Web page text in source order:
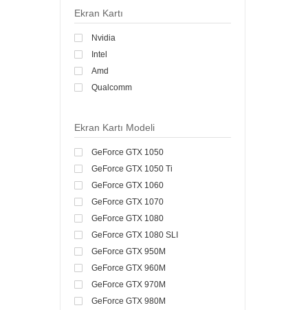
Ekran Kartı
Nvidia
Intel
Amd
Qualcomm
Ekran Kartı Modeli
GeForce GTX 1050
GeForce GTX 1050 Ti
GeForce GTX 1060
GeForce GTX 1070
GeForce GTX 1080
GeForce GTX 1080 SLI
GeForce GTX 950M
GeForce GTX 960M
GeForce GTX 970M
GeForce GTX 980M